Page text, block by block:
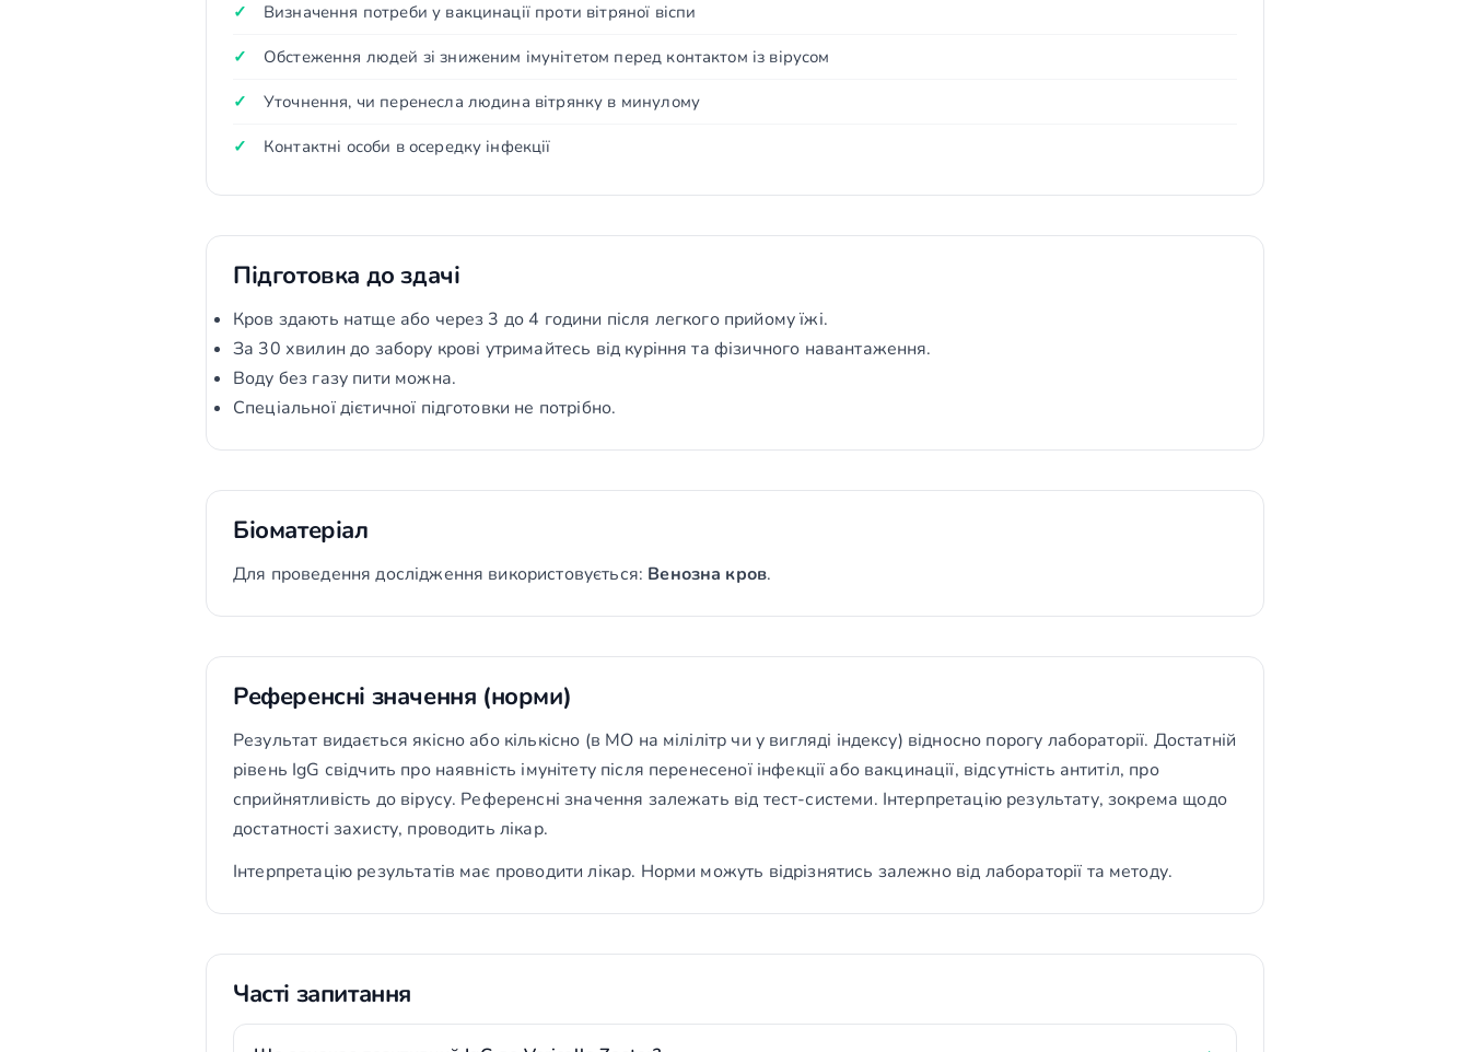
Визначення потреби у вакцинації проти вітряної віспи
Обстеження людей зі зниженим імунітетом перед контактом із вірусом
Уточнення, чи перенесла людина вітрянку в минулому
Контактні особи в осередку інфекції
Підготовка до здачі
Кров здають натще або через 3 до 4 години після легкого прийому їжі.
За 30 хвилин до забору крові утримайтесь від куріння та фізичного навантаження.
Воду без газу пити можна.
Спеціальної дієтичної підготовки не потрібно.
Біоматеріал
Для проведення дослідження використовується: Венозна кров.
Референсні значення (норми)
Результат видається якісно або кількісно (в МО на мілілітр чи у вигляді індексу) відносно порогу лабораторії. Достатній
рівень IgG свідчить про наявність імунітету після перенесеної інфекції або вакцинації, відсутність антитіл, про
сприйнятливість до вірусу. Референсні значення залежать від тест-системи. Інтерпретацію результату, зокрема щодо
достатності захисту, проводить лікар.
Інтерпретацію результатів має проводити лікар. Норми можуть відрізнятись залежно від лабораторії та методу.
Часті запитання